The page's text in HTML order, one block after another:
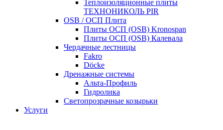
Теплоизоляционные плиты
ТЕХНОНИКОЛЬ PIR
OSB / ОСП Плита
Плиты ОСП (OSB) Kronospan
Плиты ОСП (OSB) Калевала
Чердачные лестницы
Fakro
Döcke
Дренажные системы
Альта-Профиль
Гидролика
Светопрозрачные козырьки
Услуги